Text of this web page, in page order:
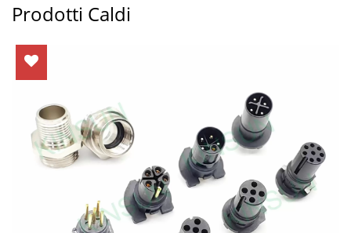
Prodotti Caldi